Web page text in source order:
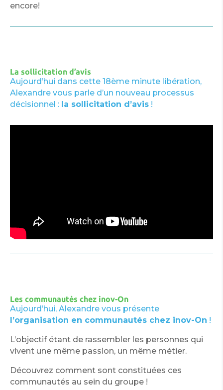
encore!
La sollicitation d’avis
Aujourd’hui dans cette 18ème minute libération,
Alexandre vous parle d’un nouveau processus
décisionnel : la sollicitation d’avis !
Les communautés chez inov-On
Aujourd’hui, Alexandre vous présente
l’organisation en communautés chez inov-On !
L’objectif étant de rassembler les personnes qui
vivent une même passion, un même métier.
Découvrez comment sont constituées ces
communautés au sein du groupe !